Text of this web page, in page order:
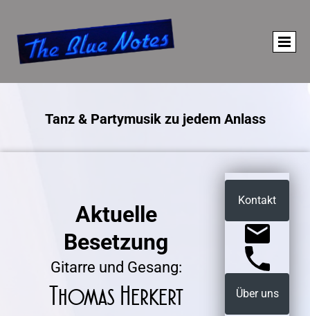
Tanz & Partymusik zu jedem Anlass
Aktuelle
Besetzung
Gitarre und Gesang:
Thomas Herkert
Kontakt
Über uns